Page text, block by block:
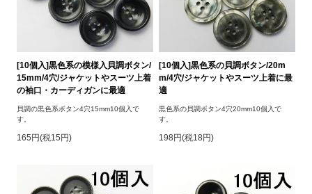
[10個入]黒色系の模様入貝調ボタン/
15mm/4穴/ジャケットやスーツ上着
の袖口・カーディガンに最適
貝調の黒色系ボタン4穴15mm10個入で
す。
165円(税15円)
[10個入]黒色系の貝調ボタン/20m
m/4穴/ジャケットやスーツ上着に最
適
黒色系の貝調ボタン4穴20mm10個入で
す。
198円(税18円)